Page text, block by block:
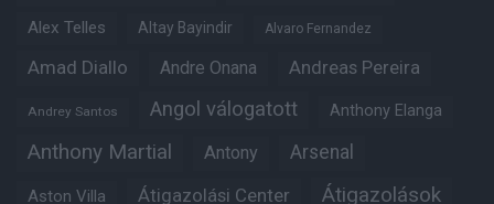
Alex Telles Altay Bayindir Alvaro Fernandez
Amad Diallo Andre Onana Andreas Pereira
Andrey Santos Angol válogatott Anthony Elanga
Anthony Martial Antony Arsenal
Aston Villa Átigazolási Center Átigazolások